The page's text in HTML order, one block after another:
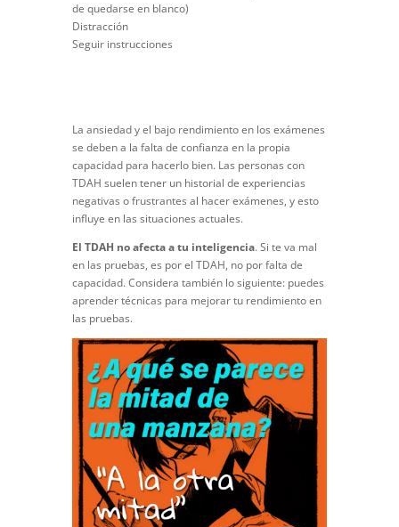
de quedarse en blanco)
Distracción
Seguir instrucciones
La ansiedad y el bajo rendimiento en los exámenes
se deben a la falta de confianza en la propia
capacidad para hacerlo bien. Las personas con
TDAH suelen tener un historial de experiencias
negativas o frustrantes al hacer exámenes, y esto
influye en las situaciones actuales.
El TDAH no afecta a tu inteligencia. Si te va mal
en las pruebas, es por el TDAH, no por falta de
capacidad. Considera también lo siguiente: puedes
aprender técnicas para mejorar tu rendimiento en
las pruebas.